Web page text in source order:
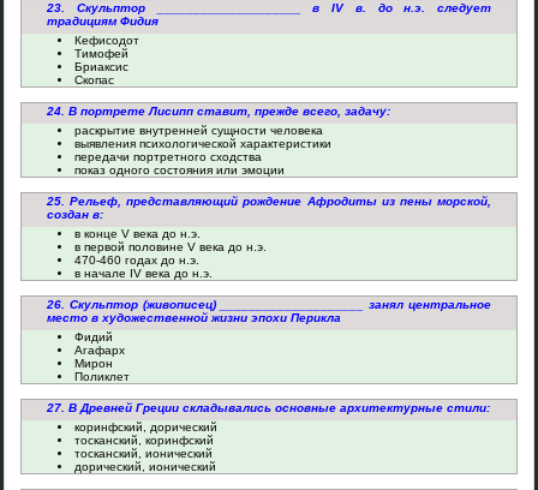
23. Скульптор ____________________ в IV в. до н.э. следует
традициям Фидия
Кефисодот
Тимофей
Бриаксис
Скопас
24. В портрете Лисипп ставит, прежде всего, задачу:
раскрытие внутренней сущности человека
выявления психологической характеристики
передачи портретного сходства
показ одного состояния или эмоции
25. Рельеф, представляющий рождение Афродиты из пены морской,
создан в:
в конце V века до н.э.
в первой половине V века до н.э.
470-460 годах до н.э.
в начале IV века до н.э.
26. Скульптор (живописец) ____________________ занял центральное
место в художественной жизни эпохи Перикла
Фидий
Агафарх
Мирон
Поликлет
27. В Древней Греции складывались основные архитектурные стили:
коринфский, дорический
тосканский, коринфский
тосканский, ионический
дорический, ионический